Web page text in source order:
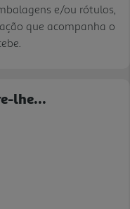
e/ou rótulos,
que acompanha o
lhe...